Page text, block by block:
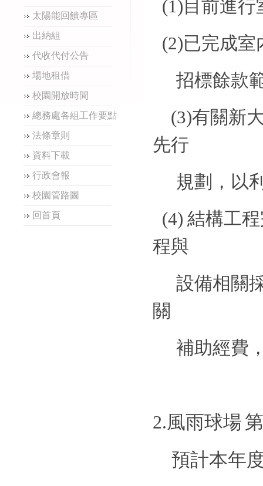
太陽能回饋專區
出納組
代收代付公告
場地租借
校園開放時間
總務處各組工作要點
法條章則
資料下載
行政會報
校園管路圖
回首頁
(1) 目前進
(2)已完成室
招標餘款
(3)有關新
先行
規劃，以
(4) 結構工
程與
設備相關
關
補助經費
2.風雨球場
預計本年